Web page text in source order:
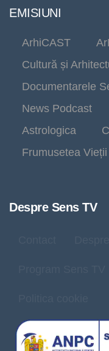
EMISIUNI
ArhiCAST
Cultură și
Documentarele
News Podcast
Astrologica
Frumusetea Vieții
Despre Sens TV